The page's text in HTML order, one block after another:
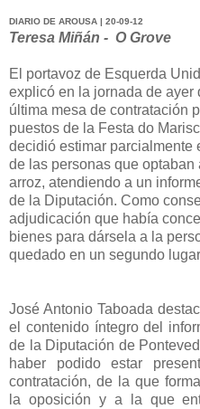
DIARIO DE AROUSA | 20-09-12
Teresa Miñán - O Grove
El portavoz de Esquerda
explicó en la jornada de ayer
última mesa de contratación
puestos de la Festa do
decidió estimar parcialmente
de las personas que optaban
arroz, atendiendo a un
de la Diputación. Como
adjudicación que había
bienes para dársela a la
quedado en un segundo
José Antonio Taboada
el contenido íntegro del
de la Diputación de
haber podido estar
contratación, de la que
la oposición y a la que